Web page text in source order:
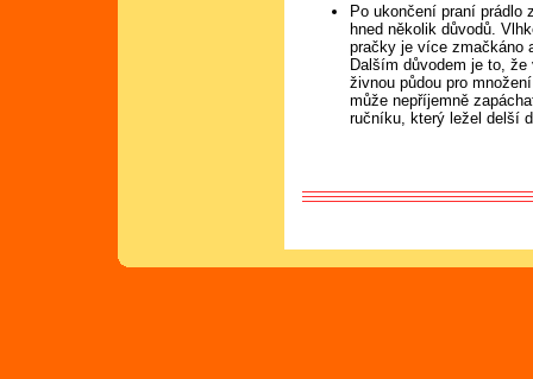
Po ukončení praní prádlo
hned několik důvodů.
pračky je více zmačkáno
Dalším důvodem je to,
živnou půdou pro
může nepříjemně
ručníku, který ležel delší